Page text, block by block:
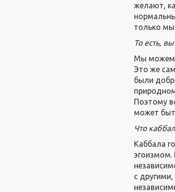
желают,
только
То есть,
Мы можем
Это же
были
Поэтому
может
Что
Каббала
эгоизмом.
с